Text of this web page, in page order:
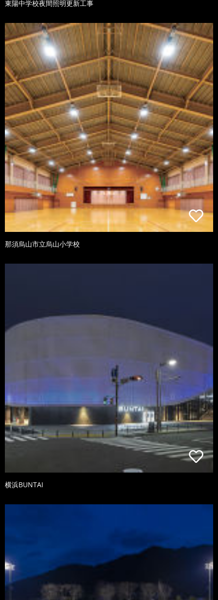
東陽中学校夜間照明更新工事
那須烏山市立烏山小学校
横浜BUNTAI